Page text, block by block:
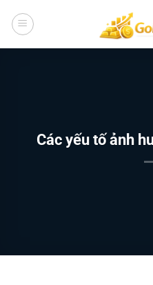
qua
Các yếu tố ảnh